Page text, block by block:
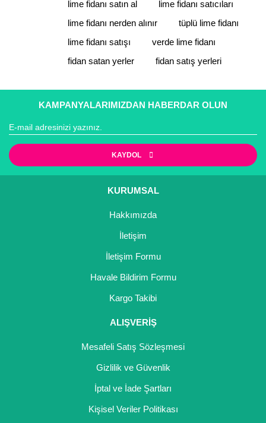
Ürün resmi kalitesiz, bozuk veya görüntülenemiyor.
Ürün açıklamasında eksik bilgiler bulunuyor.
Ürün bilgilerinde hatalar bulunuyor.
lime fidanı satın al
lime fidanı satıcıları
lime fidanı nerden alınır
tüplü lime fidanı
lime fidanı satışı
verde lime fidanı
fidan satan yerler
fidan satış yerleri
KAMPANYALARIMIZDAN HABERDAR OLUN
KAYDOL
KURUMSAL
Hakkımızda
İletişim
İletişim Formu
Havale Bildirim Formu
Kargo Takibi
ALIŞVERİŞ
Mesafeli Satış Sözleşmesi
Gizlilik ve Güvenlik
İptal ve İade Şartları
Kişisel Veriler Politikası